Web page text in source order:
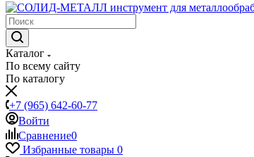
Каталог
По всему сайту
По каталогу
+7 (965) 642-60-77
Войти
Сравнение0
Избранные товары 0